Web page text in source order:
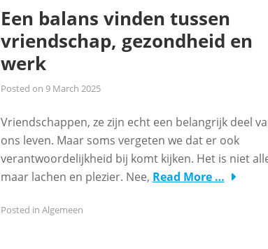
Een balans vinden tussen
vriendschap, gezondheid en
werk
Posted on 9 March 2025
Vriendschappen, ze zijn echt een belangrijk deel
ons leven. Maar soms vergeten we dat er ook
verantwoordelijkheid bij komt kijken. Het is niet
maar lachen en plezier. Nee, Read More …
Posted in Algemeen